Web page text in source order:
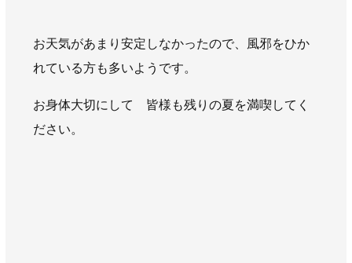
お天気があまり安定しなかったので、風邪をひか
れている方も多いようです。
お身体大切にして 皆様も残りの夏を満喫してく
ださい。